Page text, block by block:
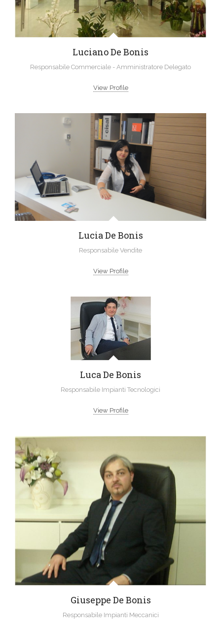
Luciano De Bonis
Responsabile Commerciale - Amministratore Delegato
View Profile
Lucia De Bonis
Responsabile Vendite
View Profile
Luca De Bonis
Responsabile Impianti Tecnologici
View Profile
Giuseppe De Bonis
Responsabile Impianti Meccanici